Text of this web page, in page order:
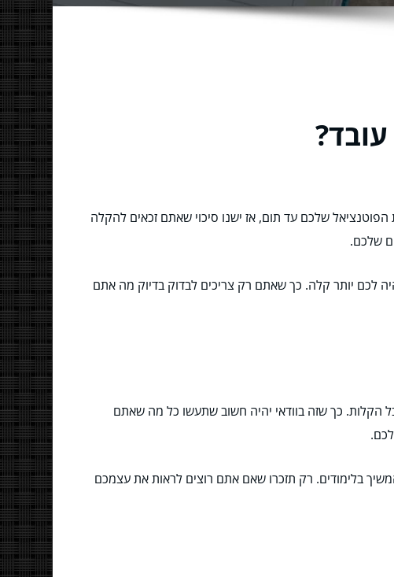
שלכם עד תום, אז ישנו סיכוי שאתם זכאים להקלה
שלכם.
לכם יותר קלה. כך שאתם רק צריכים לבדוק בדיוק מה אתם
הקלות. כך שזה בוודאי יהיה חשוב שתעשו כל מה שאתם
בלימודים. רק תזכרו שאם אתם רוצים לראות את עצמכם